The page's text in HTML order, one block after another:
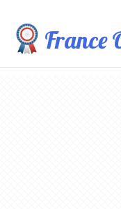
France